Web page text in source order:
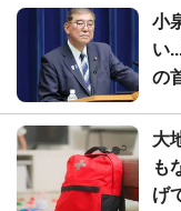
小
い
の
大
も
げ